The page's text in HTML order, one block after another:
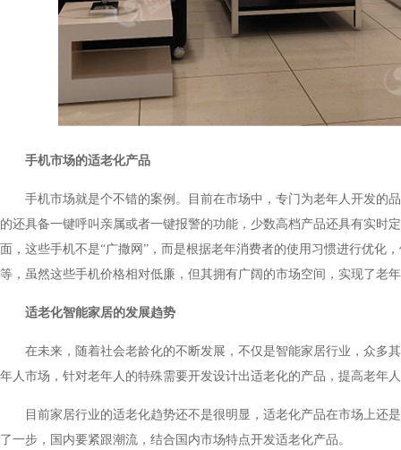
手机市场的适老化产品
手机市场就是个不错的案例。目前在市场中，专门为老年人开发的品种
的还具备一键呼叫亲属或者一键报警的功能，少数高档产品还具有实时定
面，这些手机不是“广撒网”，而是根据老年消费者的使用习惯进行优化
等，虽然这些手机价格相对低廉，但其拥有广阔的市场空间，实现了
适老化智能家居的发展趋势
在未来，随着社会老龄化的不断发展，不仅是智能家居行业，
年人市场，针对老年人的特殊需要开发设计出适老化的产品，提高老
目前家居行业的适老化趋势还不是很明显，适老化产品在市场上还是
了一步，国内要紧跟潮流，结合国内市场特点开发适老化产品。